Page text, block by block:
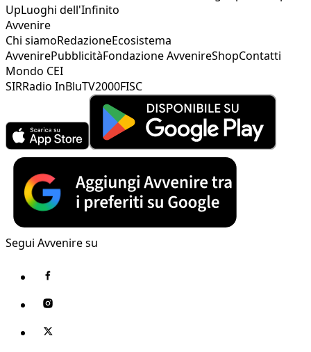
UpLuoghi dell'Infinito
Avvenire
Chi siamoRedazioneEcosistema
AvvenirePubblicitàFondazione AvvenireShopContatti
Mondo CEI
SIRRadio InBluTV2000FISC
Segui Avvenire su